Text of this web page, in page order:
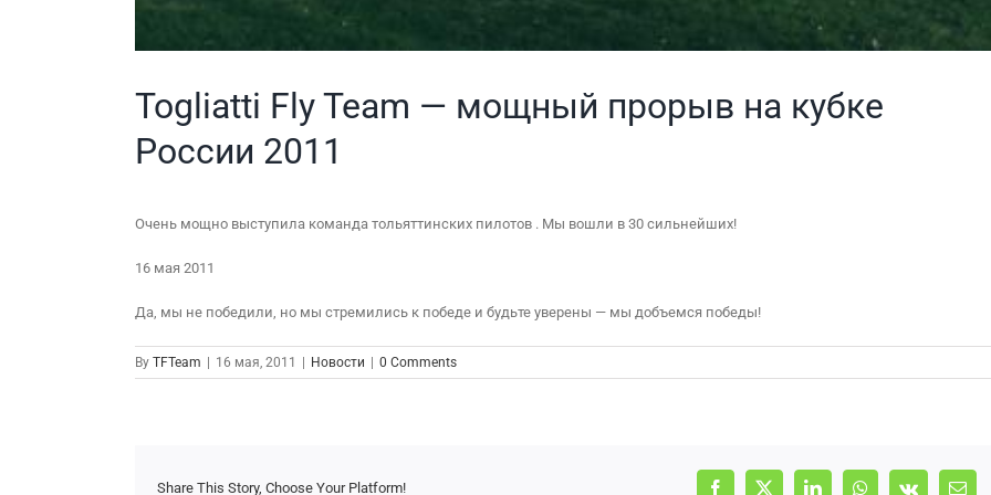
Togliatti Fly Team — мощный прорыв на кубке
России 2011
Очень мощно выступила команда тольяттинских пилотов . Мы вошли в 30 сильнейших!
16 мая 2011
Да, мы не победили, но мы стремились к победе и будьте уверены — мы добъемся победы!
By TFTeam 16 мая, 2011 Новости 0 Comments
Share This Story, Choose Your Platform!